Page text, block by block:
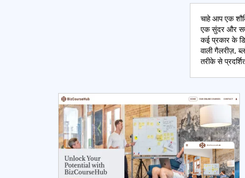
चाहे आप एक
एक सुंदर और
कई प्रकार के
वाली गैलरीज़,
तरीके से